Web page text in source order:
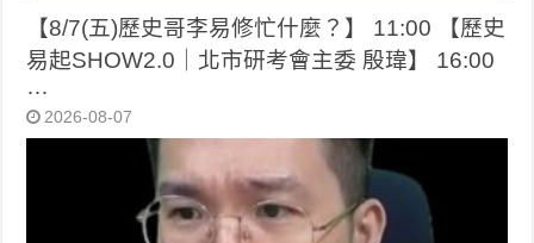
【8/7(五)歷史哥李易修忙什麼？】 11:00 【歷史
易起SHOW2.0｜北市研考會主委 殷瑋】 16:00
…
2026-08-07